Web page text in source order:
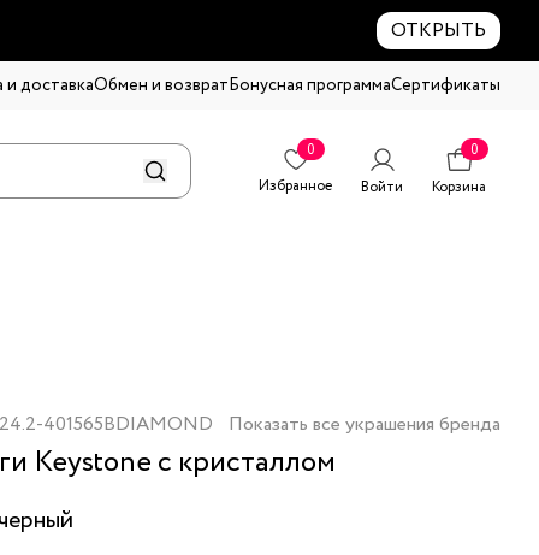
ОТКРЫТЬ
доставкаОбмен и возвратБонусная программаСертификаты
0
Избранное
Войти
0
Корзина
401565BDIAMOND Показать все украшения бренда
Keystone с кристаллом
черный